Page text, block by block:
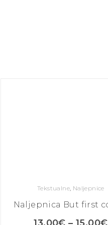
Tekstualne Naljepnice
Naljepnica But first